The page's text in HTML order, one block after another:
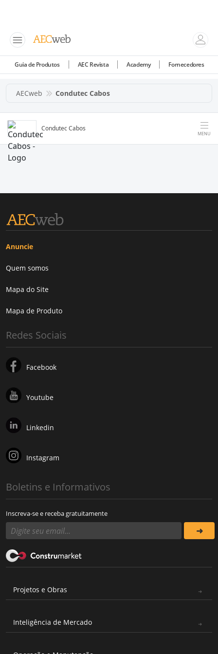
Guia de Produtos AEC Revista Academy Fornecedores
AECweb Condutec Cabos
Condutec Cabos
MENU
Anuncie
Quem somos
Mapa do Site
Mapa de Produto
Redes Sociais
Facebook
Youtube
Linkedin
Instagram
Boletins e Informativos
Inscreva-se e receba gratuitamente
Projetos e Obras
Inteligência de Mercado